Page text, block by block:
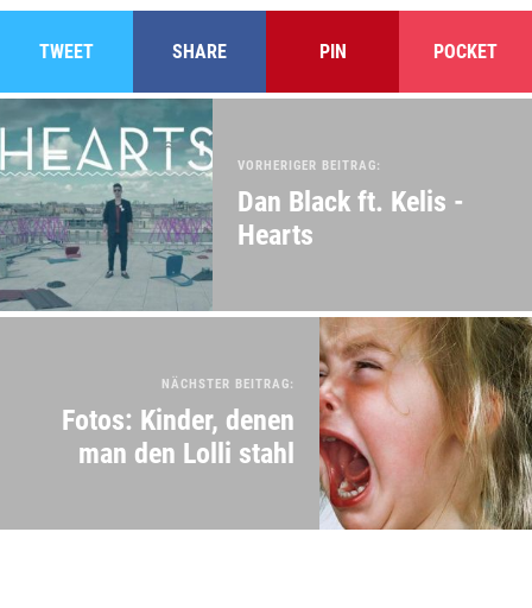
TWEET SHARE PIN POCKET
VORHERIGER BEITRAG:
Dan Black ft. Kelis -
Hearts
NÄCHSTER BEITRAG:
Fotos: Kinder, denen
man den Lolli stahl